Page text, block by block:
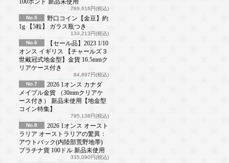
100ポンド 新品未使用
789,616円(税込)
No.5
野口コイン【金豆】約
1g 【5粒】 ガラス瓶つき
133,213円(税込)
No.6
【セール品】2023 1/10
オンス イギリス 【チャールズ３
世戴冠式地金型】金貨 16.5mmク
リアケース付き
84,897円(税込)
No.7
2026 1オンス カナダ
メイプル金貨 （30mmクリアケ
ース付き） 新品未使用【地金型
コイン特集】
795,138円(税込)
No.8
2026 1オンス オースト
ラリア オーストラリアの驚異：
アウトバック(内陸部荒野地帯)
プラチナ貨 100ドル 新品未使用
335,090円(税込)